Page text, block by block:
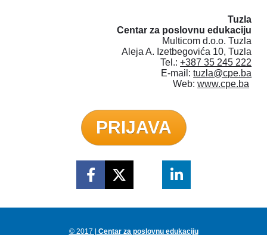
Tuzla
Centar za poslovnu edukaciju
Multicom d.o.o. Tuzla
Aleja A. Izetbegovića 10, Tuzla
Tel.: +387 35 245 222
E-mail: tuzla@cpe.ba
Web: www.cpe.ba
PRIJAVA
Share on Facebook
Share on X (Twitter)
Share on Google+
Share on
© 2017 | Centar za poslovnu edukaciju